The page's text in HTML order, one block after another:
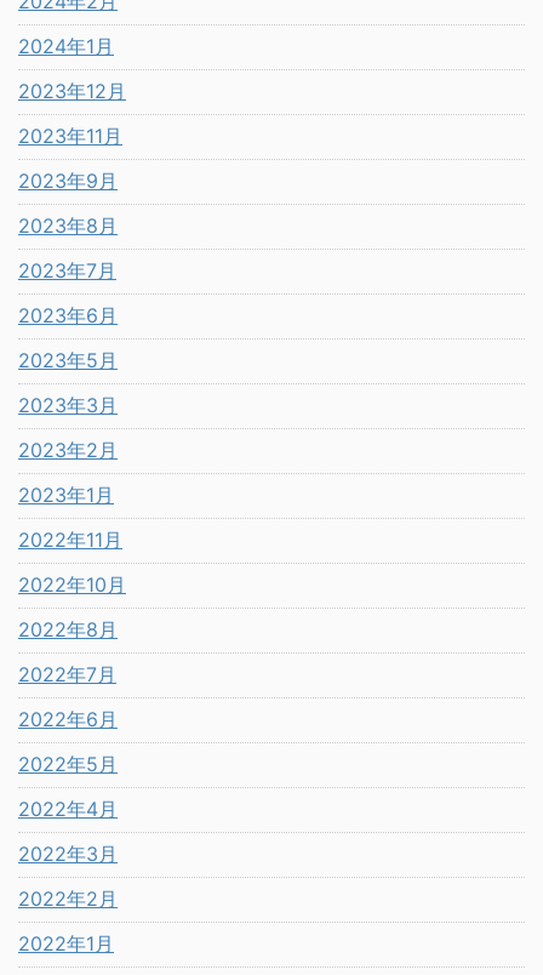
2024年1月
2023年12月
2023年11月
2023年9月
2023年8月
2023年7月
2023年6月
2023年5月
2023年3月
2023年2月
2023年1月
2022年11月
2022年10月
2022年8月
2022年7月
2022年6月
2022年5月
2022年4月
2022年3月
2022年2月
2022年1月